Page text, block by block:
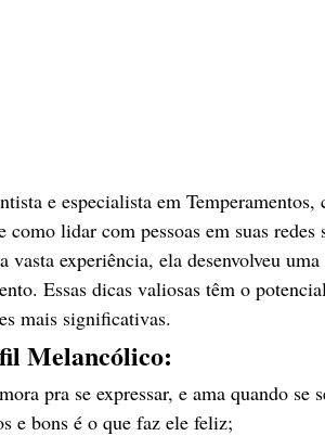
e especialista em
lidar com pessoas em suas redes
vasta experiência, ela desenvolveu
Essas dicas valiosas têm o
mais significativas.
Melancólico:
pra se expressar, e ama quando se
e bons é o que faz ele feliz;